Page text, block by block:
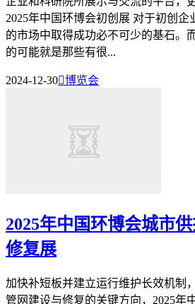
2025年中国环博会初创展 对于初创
的市场中取得成功必不可少的基石。
的可能就是那些有很...
2024-12-30博览会
2025年中国环博会城市
修复展
加快补短板并建立运行维护长效机制
管网建设与修复的关键方向，2025年